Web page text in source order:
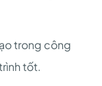
trong công
tốt.